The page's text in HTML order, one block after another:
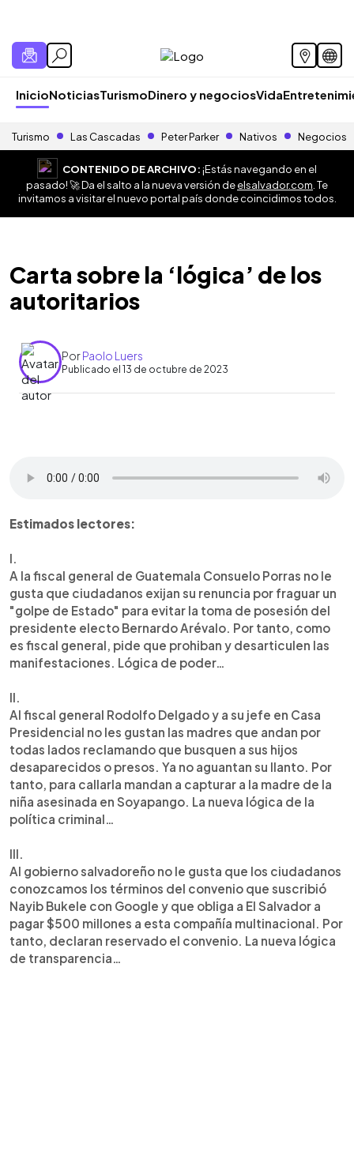
InicioNoticiasTurismoDinero y negociosVida
Turismo Las Cascadas Peter Parker Nativos Negocios
CONTENIDO DE ARCHIVO:¡Estás navegando en el
pasado! 🚀 Da el salto a la nueva versión deelsalvador.com . Te
invitamos a visitar el nuevo portal país donde coincidimos todos.
Carta sobre la ‘lógica’ de los
autoritarios
PorPaolo Luers
Publicado el 13 de octubre de 2023
Estimados lectores:
I.
A la fiscal general de Guatemala Consuelo Porras no le
gusta que ciudadanos exijan su renuncia por fraguar un
"golpe de Estado" para evitar la toma de posesión del
presidente electo Bernardo Arévalo. Por tanto, como
es fiscal general, pide que prohiban y desarticulen las
manifestaciones. Lógica de poder…
II.
Al fiscal general Rodolfo Delgado y a su jefe en Casa
Presidencial no les gustan las madres que andan por
todas lados reclamando que busquen a sus hijos
desaparecidos o presos. Ya no aguantan su llanto. Por
tanto, para callarla mandan a capturar a la madre de la
niña asesinada en Soyapango. La nueva lógica de la
política criminal…
III.
Al gobierno salvadoreño no le gusta que los ciudadanos
conozcamos los términos del convenio que suscribió
Nayib Bukele con Google y que obliga a El Salvador a
pagar $500 millones a esta compañía multinacional. Por
tanto, declaran reservado el convenio. La nueva lógica
de transparencia…